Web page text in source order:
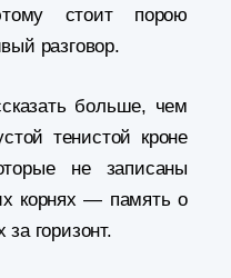
стоит порою
разговор.
больше, чем
тенистой кроне
не записаны
корнях — память о
горизонт.